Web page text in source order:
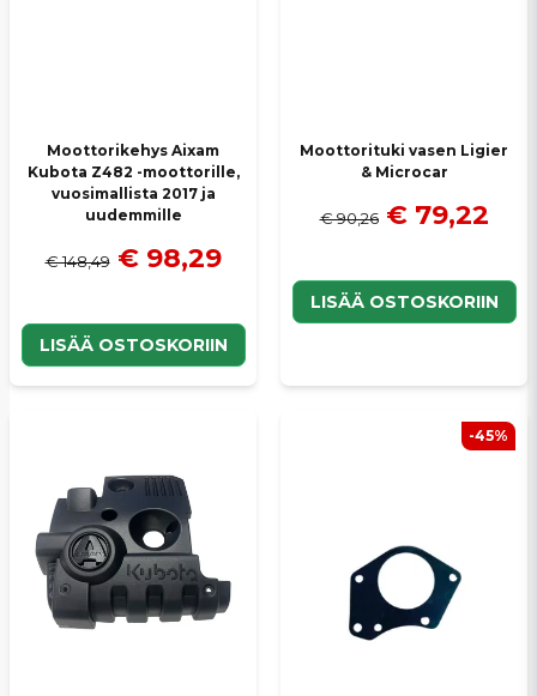
Moottorikehys Aixam
Kubota Z482 -moottorille,
vuosimallista 2017 ja
uudemmille
€ 148,49 € 98,29
LISÄÄ OSTOSKORIIN
Moottorituki vasen Ligier
& Microcar
€ 90,26 € 79,22
LISÄÄ OSTOSKORIIN
-45%